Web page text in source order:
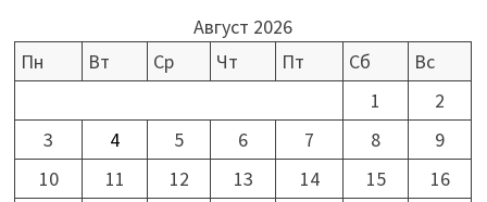
Август 2026
Пн
Вт Ср Чт Пт Сб
Вс
1
2
3
4 5 6 7 8
9
10
11 12 13 14 15
16